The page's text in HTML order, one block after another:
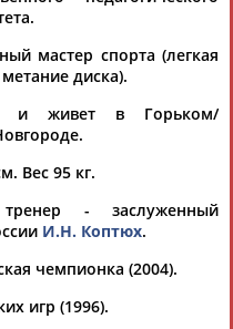
АБАЛАКИНА
Ростом
АБДРАХМАНОВ
мастер спорта (легкая
диска).
и живет в Горьком/
Вес 95 кг.
- заслуженный
И.Н. Коптюх.
чемпионка (2004).
игр (1996).